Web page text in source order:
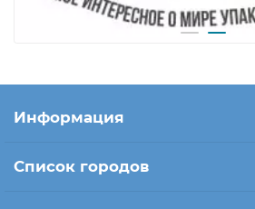
Информация
Список городов